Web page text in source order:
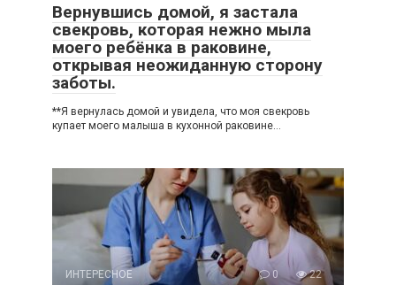
Вернувшись домой, я застала
свекровь, которая нежно мыла
моего ребёнка в раковине,
открывая неожиданную сторону
заботы.
**Я вернулась домой и увидела, что моя свекровь
купает моего малыша в кухонной раковине…
ИНТЕРЕСНОЕ 0 22